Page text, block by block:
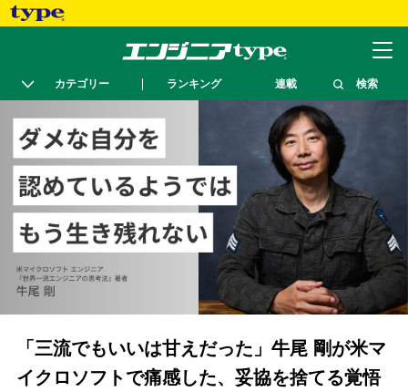
カテゴリー ランキング 連載 検索
「三流でもいいは甘えだった」牛尾 剛が米マ
イクロソフトで痛感した、妥協を捨てる覚悟